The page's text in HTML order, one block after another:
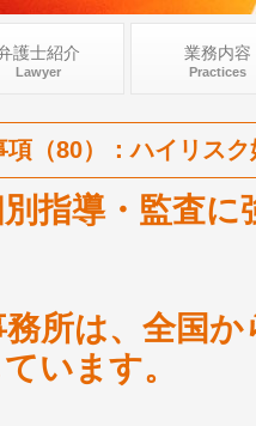
項（80）：ハイリス
指導・監査
所は、全国
います。
護士紹介
Lawyer
業務内容
Practices